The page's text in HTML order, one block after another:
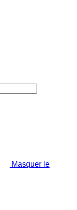
Masquer le